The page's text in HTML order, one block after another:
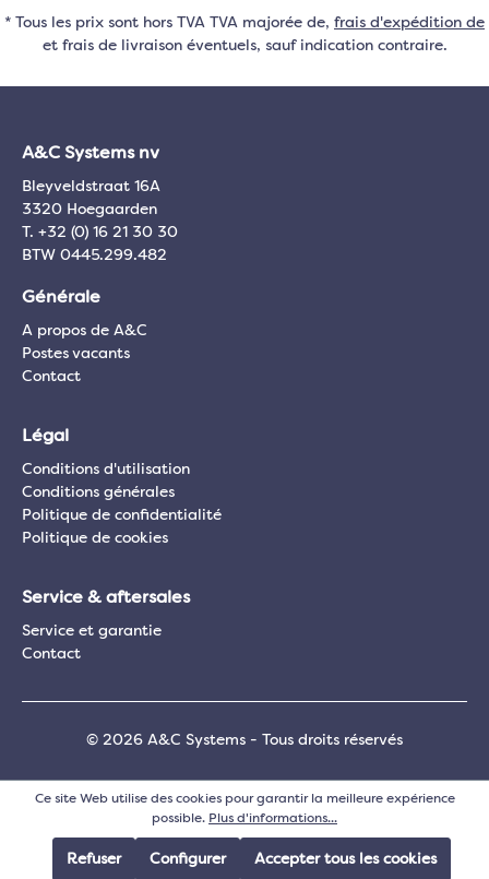
* Tous les prix sont hors TVA TVA majorée de, frais d'expédition de
et frais de livraison éventuels, sauf indication contraire.
A&C Systems nv
Bleyveldstraat 16A
3320 Hoegaarden
T. +32 (0) 16 21 30 30
BTW 0445.299.482
Générale
A propos de A&C
Postes vacants
Contact
Légal
Conditions d'utilisation
Conditions générales
Politique de confidentialité
Politique de cookies
Service & aftersales
Service et garantie
Contact
© 2026 A&C Systems - Tous droits réservés
Ce site Web utilise des cookies pour garantir la meilleure expérience
possible. Plus d'informations...
Refuser Configurer Accepter tous les cookies